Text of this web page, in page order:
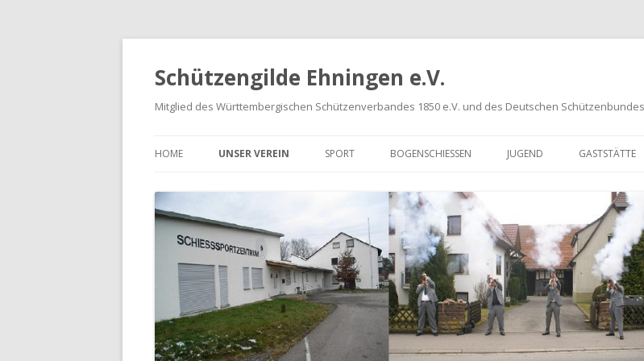
Schützengilde Ehningen e.V.
Mitglied des Württembergischen Schützenverbandes 1850 e.V. und des Deutschen
zum
HOME UNSER VEREIN
VORSTAND UND SCHÜTZENRAT
SCHÜTZENKÖNIGINNEN UND
SCHÜTZENKÖNIGE
TERMINE
VERBÄNDE
SPORT
AUFSICHTSPLAN
MEISTERSCHAFTEN
LIGAERGEBNISSE LIGA SOMMERRUNDE 2026
LIGA WINTERRUNDE 2025/2026
BOGENSCHIESSEN JUGEND GASTSTÄTTE